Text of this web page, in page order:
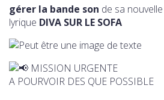
gérer la bande son de sa
lyrique DIVA SUR LE SOFA
MISSION URGENTE
A POURVOIR DES QUE POSSIBLE